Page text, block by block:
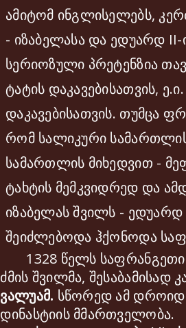
ამიტომ ინგლისელებს,
- იზაბელასა და ედუარდ II-
სერიოზული პრეტენზია
ტატის დაკავებისათვის,
დაკავებისათვის. თუმცა
რომ სალიკური
სამართლის მიხედვით -
ტახტის მემკვიდრედ და
იზაბელას შვილს - ედუარდ
შეიძლებოდა ჰქონოდა
1328 წელს
ძმის შვილმა, შესაბამისად
ვალუამ. სწორედ ამ
დინასტიის მმართველობა.